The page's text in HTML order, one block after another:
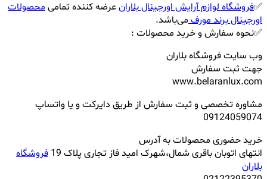
✅فروشگاه لوازم آرایش اورجینال بلارانعرضه کننده تمامیمحصولات
اورجینال برند مورفمی‌باشد.
✅نحوه سفارش و خرید محصولات :
وب سایت فروشگاه بلاران
جهت ثبت سفارش
www.belaranlux.com
مشاوره تخصصی و ثبت سفارش از طریق دایرکت و یا واتساپ
09124059074
خرید حضوری محصولات به آدرس
انتهای اتوبان باقری شمال،شهرک امید فاز تجاری پلاک 19
فروشگاه
بلاران